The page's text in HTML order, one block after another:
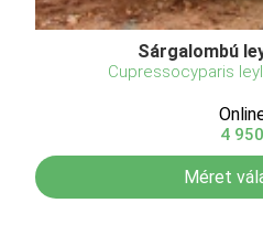
Sárgalombú
Cupressocyparis
4
Méret